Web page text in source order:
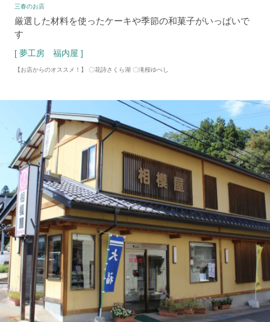
三春のお店
厳選した材料を使ったケーキや季節の和菓子がいっぱいで
す
[ 夢工房 福内屋 ]
【お店からのオススメ！】 〇花詩さくら湖 〇滝桜ゆべし